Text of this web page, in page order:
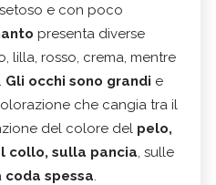
e con poco
presenta diverse
lilla, rosso, crema, mentre
Gli occhi sono grandi e
che cangia tra il
del colore del pelo,
collo, sulla pancia, sulle
coda spessa.